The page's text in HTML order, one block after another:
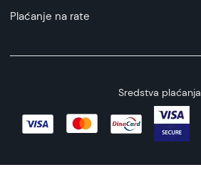
Plaćanje na rate
Sredstva plaćanja